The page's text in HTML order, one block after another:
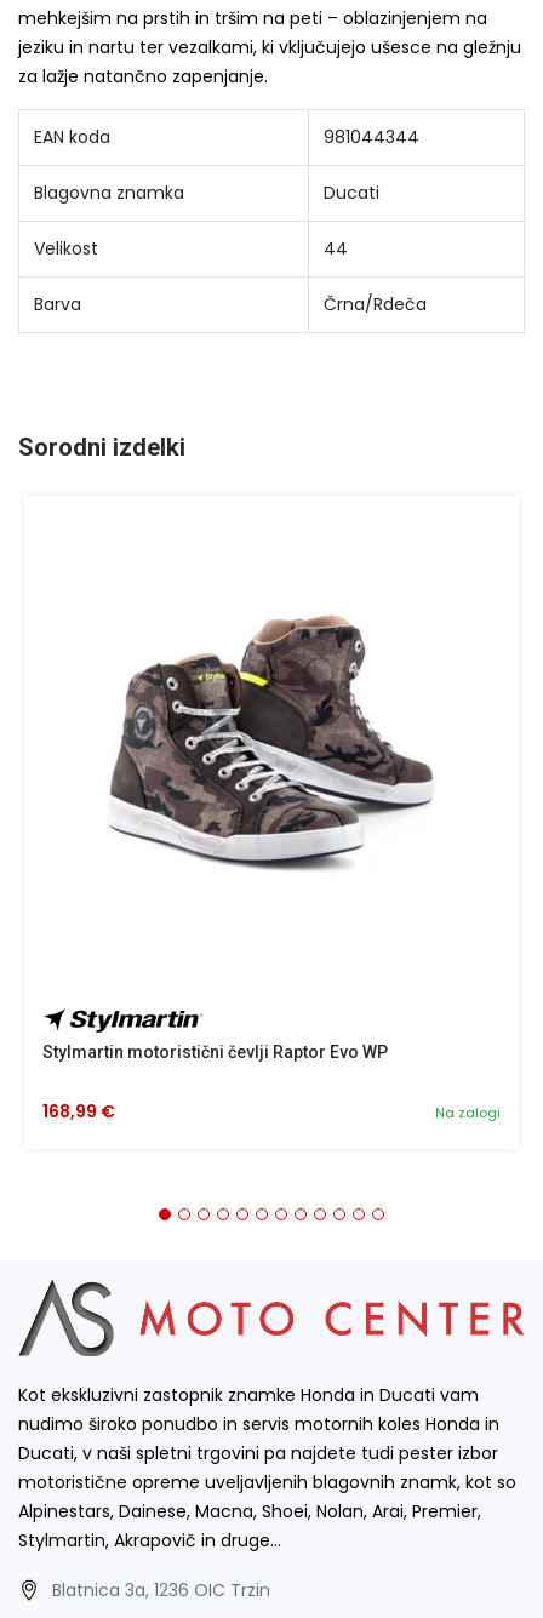
mehkejšim na prstih in tršim na peti – oblazinjenjem na
jeziku in nartu ter vezalkami, ki vključujejo ušesce na gležnju
za lažje natančno zapenjanje.
EAN koda 981044344
Blagovna znamka Ducati
Velikost 44
Barva Črna/Rdeča
Sorodni izdelki
Stylmartin motoristični čevlji Raptor Evo WP
Na zalogi
168,99 €
Kot ekskluzivni zastopnik znamke Honda in Ducati vam
nudimo široko ponudbo in servis motornih koles Honda in
Ducati, v naši spletni trgovini pa najdete tudi pester izbor
motoristične opreme uveljavljenih blagovnih znamk, kot so
Alpinestars, Dainese, Macna, Shoei, Nolan, Arai, Premier,
Stylmartin, Akrapovič in druge…
Blatnica 3a, 1236 OIC Trzin